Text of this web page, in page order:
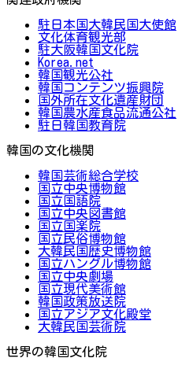
駐日本国大韓民国大使館
文化体育観光部
駐大阪韓国文化院
Korea.net
韓国観光公社
韓国コンテンツ振興院
国外所在文化遺産財団
韓国農水産食品流通公社
駐日韓国教育院
韓国の文化機関
韓国芸術総合学校
国立中央博物館
国立国語院
国立中央図書館
国立国楽院
国立民俗博物館
大韓民国歴史博物館
国立ハングル博物館
国立中央劇場
国立現代美術館
韓国政策放送院
国立アジア文化殿堂
大韓民国芸術院
世界の韓国文化院